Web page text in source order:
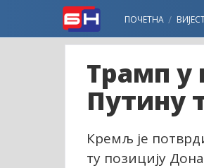
ПОЧЕТНА
Трамп у
Путину
Кремљ је
ту позицију